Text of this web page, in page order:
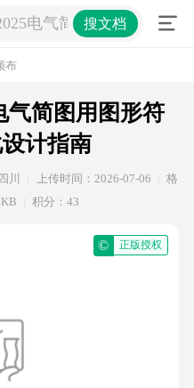
电气简图用图形符号
搜文档
布
气简图用图形符
计指南
川 上传时间：2026-07-06
格
积分：43
© 正版授权